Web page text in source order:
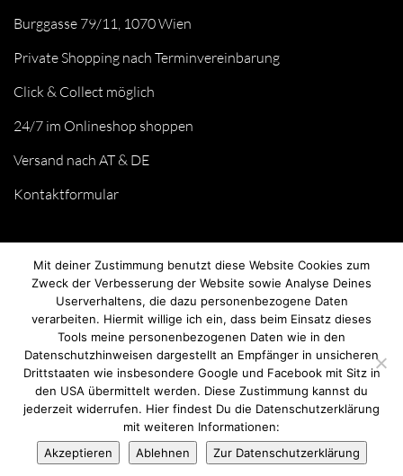
Burggasse 79/11, 1070 Wien
Private Shopping nach Terminvereinbarung
Click & Collect möglich
24/7 im Onlineshop shoppen
Versand nach AT & DE
Kontaktformular
© we love handmade 2026. All rights reserved.
Vertrag widerrufen
Mit deiner Zustimmung benutzt diese Website Cookies zum
Zweck der Verbesserung der Website sowie Analyse Deines
Userverhaltens, die dazu personenbezogene Daten
verarbeiten. Hiermit willige ich ein, dass beim Einsatz dieses
Tools meine personenbezogenen Daten wie in den
Datenschutzhinweisen dargestellt an Empfänger in unsicheren
Drittstaaten wie insbesondere Google und Facebook mit Sitz in
den USA übermittelt werden. Diese Zustimmung kannst du
jederzeit widerrufen. Hier findest Du die Datenschutzerklärung
mit weiteren Informationen:
Akzeptieren
Ablehnen Zur Datenschutzerklärung